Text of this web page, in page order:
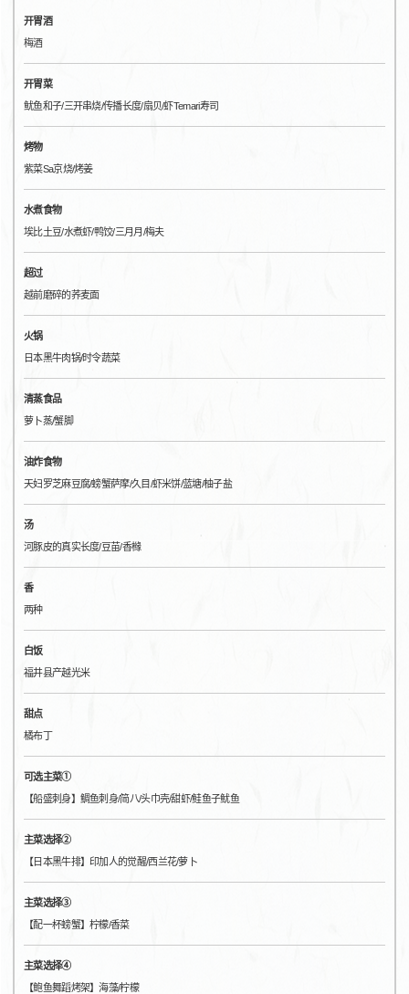
开胃酒
梅酒
开胃菜
鱿鱼和子/三开串烧/传播长度/扇贝/虾Temari寿司
烤物
紫菜Sa京烧/烤姜
水煮食物
埃比土豆/水煮虾/鸭饺/三月月/梅夫
超过
越前磨碎的荞麦面
火锅
日本黑牛肉锅/时令蔬菜
清蒸食品
萝卜蒸/蟹脚
油炸食物
天妇罗芝麻豆腐/螃蟹萨摩/久目/虾米饼/蓝塘/柚子盐
汤
河豚皮的真实长度/豆苗/香橼
香
两种
白饭
福井县产越光米
甜点
橘布丁
可选主菜①
【船盛刺身】鲷鱼刺身/简八/头巾壳/甜虾/鲑鱼子鱿鱼
主菜选择②
【日本黑牛排】印加人的觉醒/西兰花/萝卜
主菜选择③
【配一杯螃蟹】柠檬/香菜
主菜选择④
【鲍鱼舞蹈烤架】海藻/柠檬